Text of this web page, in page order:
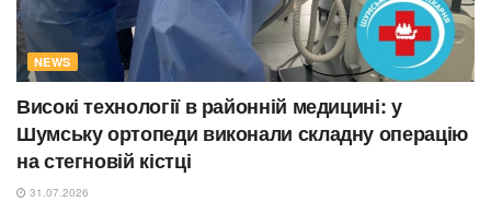
NEWS
Високі технології в районній медицині: у
Шумську ортопеди виконали складну операцію
на стегновій кістці
31.07.2026